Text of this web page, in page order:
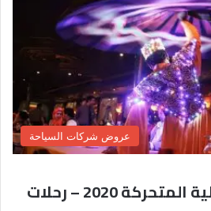
عروض شركات السياحة
عروض المركب النيلية المتحركة 2020 – رحلات